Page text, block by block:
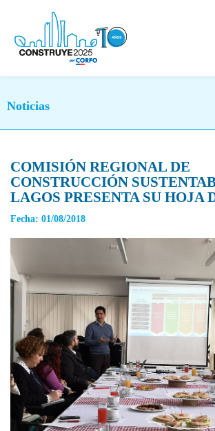
Noticias
COMISIÓN REGIONAL DE
CONSTRUCCIÓN
LAGOS PRESENTA SU HOJA
Fecha: 01/08/2018